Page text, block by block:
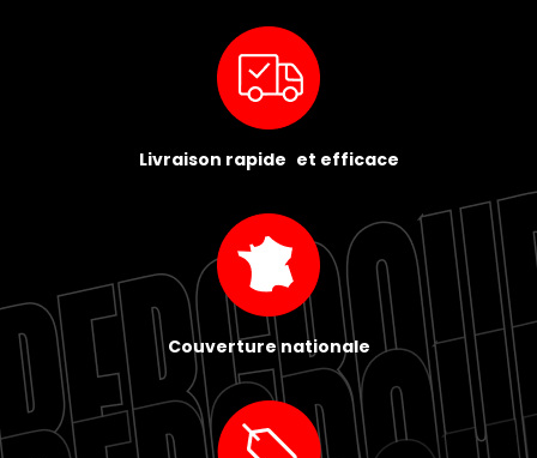
Livraison rapide et efficace
Couverture nationale